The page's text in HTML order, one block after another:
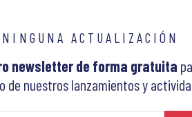
ACTUALIZACIÓN
newsletter de forma gratuita
de nuestros lanzamientos y